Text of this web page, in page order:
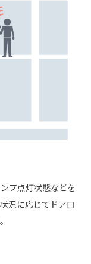
プ点灯状態などを
況に応じてドアロ